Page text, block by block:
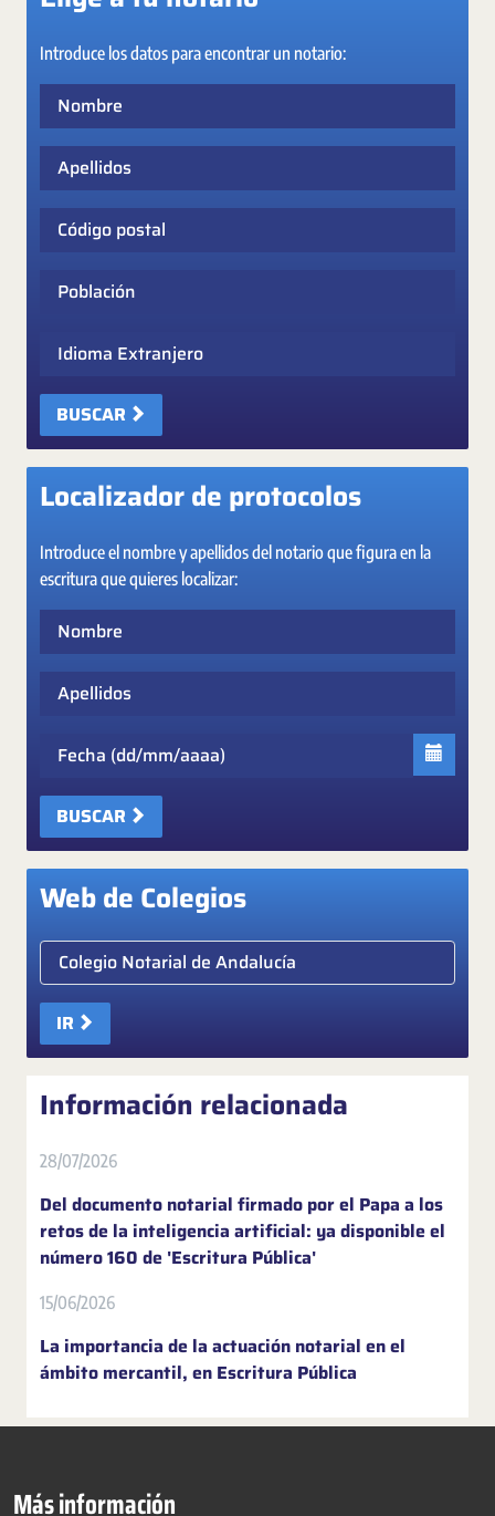
Introduce los datos para encontrar un notario:
Apellidos
Código postal
Población
Idioma Extranjero
BUSCAR
Localizador de protocolos
Introduce el nombre y apellidos del notario que figura en la
escritura que quieres localizar:
Apellidos
BUSCAR
Web de Colegios
Elige colegio notarial
IR
Información relacionada
28/07/2026
Del documento notarial firmado por el Papa a los
retos de la inteligencia artificial: ya disponible el
número 160 de 'Escritura Pública'
15/06/2026
La importancia de la actuación notarial en el
ámbito mercantil, en Escritura Pública
Más información